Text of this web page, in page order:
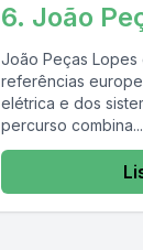
6. João
João Peças Lopes
referências
elétrica e dos
percurso combina...